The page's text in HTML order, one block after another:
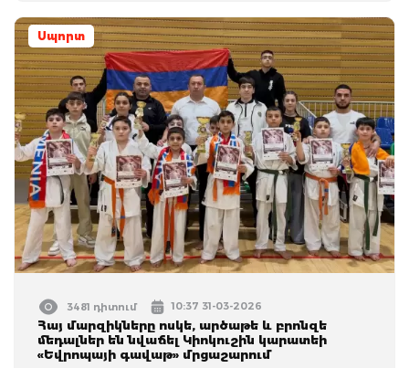
Սպորտ
3481 դիտում 10:37 31-03-2026
Հայ մարզիկները ոսկե, արծաթե և բրոնզե
մեդալներ են նվաճել Կիոկուշին կարատեի
«Եվրոպայի գավաթ» մրցաշարում